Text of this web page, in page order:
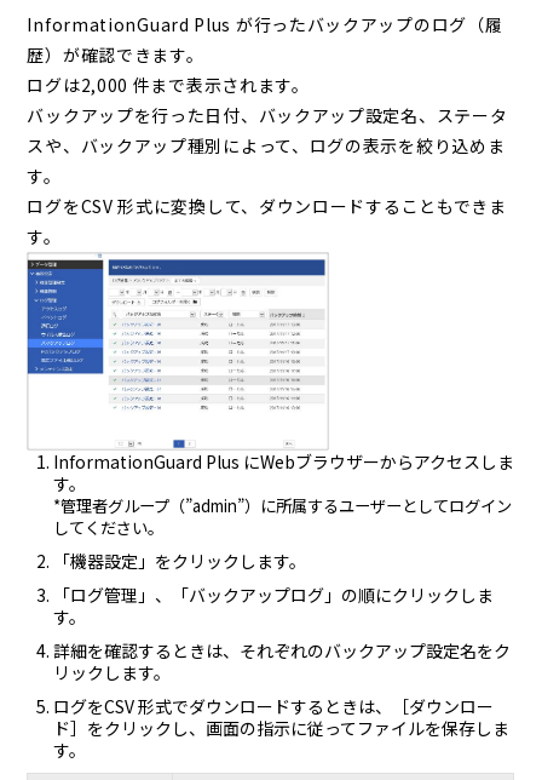
InformationGuard Plus が行ったバックアップのログ（履
歴）が確認できます。
ログは2,000 件まで表示されます。
バックアップを行った日付、バックアップ設定名、ステータ
スや、バックアップ種別によって、ログの表示を絞り込めま
す。
ログをCSV 形式に変換して、ダウンロードすることもできま
す。
InformationGuard Plus にWebブラウザーからアクセスしま
す。
*管理者グループ（”admin”）に所属するユーザーとしてログイン
してください。
「機器設定」をクリックします。
「ログ管理」、「バックアップログ」の順にクリックしま
す。
詳細を確認するときは、それぞれのバックアップ設定名をク
リックします。
ログをCSV 形式でダウンロードするときは、［ダウンロー
ド］をクリックし、画面の指示に従ってファイルを保存しま
す。